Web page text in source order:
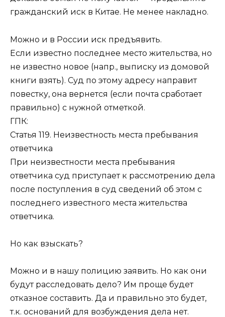
гражданский иск в Китае. Не менее накладно.
Можно и в России иск предъявить.
Если известно последнее место жительства, но
не известно новое (напр., выписку из домовой
книги взять). Суд по этому адресу направит
повестку, она вернется (если почта сработает
правильно) с нужной отметкой.
ГПК:
Статья 119. Неизвестность места пребывания
ответчика
При неизвестности места пребывания
ответчика суд приступает к рассмотрению дела
после поступления в суд сведений об этом с
последнего известного места жительства
ответчика.
Но как взыскать?
Можно и в нашу полицию заявить. Но как они
будут расследовать дело? Им проще будет
отказное составить. Да и правильно это будет,
т.к. оснований для возбуждения дела нет.